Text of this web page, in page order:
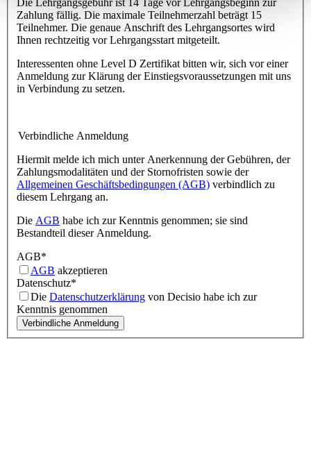
Zahlung fällig. Die maximale Teilnehmerzahl beträgt 15
Teilnehmer. Die genaue Anschrift des Lehrgangsortes wird
Ihnen rechtzeitig vor Lehrgangsstart mitgeteilt.
Interessenten ohne Level D Zertifikat bitten wir, sich vor einer
Anmeldung zur Klärung der Einstiegsvoraussetzungen mit uns
in Verbindung zu setzen.
Verbindliche Anmeldung
Hiermit melde ich mich unter Anerkennung der Gebühren, der
Zahlungsmodalitäten und der Stornofristen sowie der
Allgemeinen Geschäftsbedingungen (AGB) verbindlich zu
diesem Lehrgang an.
Die AGB habe ich zur Kenntnis genommen; sie sind
Bestandteil dieser Anmeldung.
AGB*
AGB akzeptieren
Datenschutz*
Die Datenschutzerklärung von Decisio habe ich zur
Kenntnis genommen